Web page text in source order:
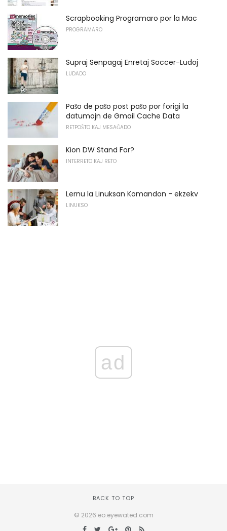
Scrapbooking Programaro por la Mac
PROGRAMARO
Supraj Senpagaj Enretaj Soccer-Ludoj
LUDADO
Paŝo de paŝo post paŝo por forigi la
datumojn de Gmail Cache Data
RETPOŜTO KAJ MESAĜADO
Kion DW Stand For?
INTERRETO KAJ RETO
Lernu la Linuksan Komandon - ekzekv
LINUKSO
ad
BACK TO TOP
© 2026 eo.eyewated.com